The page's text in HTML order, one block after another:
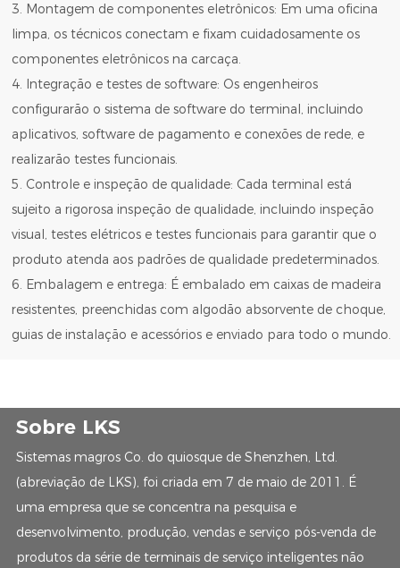
3. Montagem de componentes eletrônicos: Em uma oficina
limpa, os técnicos conectam e fixam cuidadosamente os
componentes eletrônicos na carcaça.
4. Integração e testes de software: Os engenheiros
configurarão o sistema de software do terminal, incluindo
aplicativos, software de pagamento e conexões de rede, e
realizarão testes funcionais.
5. Controle e inspeção de qualidade: Cada terminal está
sujeito a rigorosa inspeção de qualidade, incluindo inspeção
visual, testes elétricos e testes funcionais para garantir que o
produto atenda aos padrões de qualidade predeterminados.
6. Embalagem e entrega: É embalado em caixas de madeira
resistentes, preenchidas com algodão absorvente de choque,
guias de instalação e acessórios e enviado para todo o mundo.
Sobre LKS
Sistemas magros Co. do quiosque de Shenzhen, Ltd.
(abreviação de LKS), foi criada em 7 de maio de 2011. É
uma empresa que se concentra na pesquisa e
desenvolvimento, produção, vendas e serviço pós-venda de
produtos da série de terminais de serviço inteligentes não